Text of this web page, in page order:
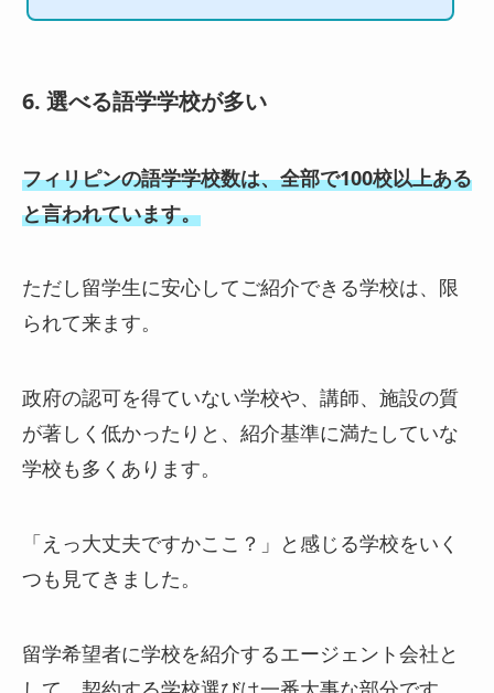
6. 選べる語学学校が多い
フィリピンの語学学校数は、全部で100校以上ある
と言われています。
ただし留学生に安心してご紹介できる学校は、限
られて来ます。
政府の認可を得ていない学校や、講師、施設の質
が著しく低かったりと、紹介基準に満たしていな
学校も多くあります。
「えっ大丈夫ですかここ？」と感じる学校をいく
つも見てきました。
留学希望者に学校を紹介するエージェント会社と